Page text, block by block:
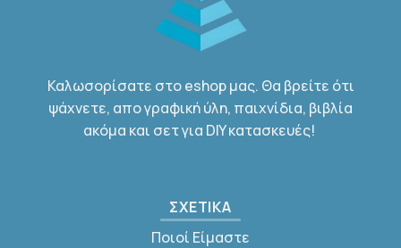
Καλωσορίσατε στο eshop μας. Θα βρείτε ότι
ψάχνετε, απο γραφική ύλη, παιχνίδια, βιβλία
ακόμα και σετ για DIY κατασκευές!
ΣΧΕΤΙΚΑ
Ποιοί Είμαστε